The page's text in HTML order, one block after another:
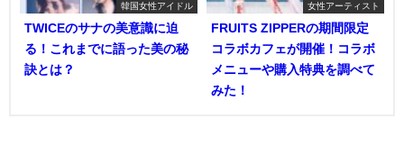
韓国女性アイドル
TWICEのサナの美意識に迫
る！これまでに語った美の秘
訣とは？
女性アーティスト
FRUITS ZIPPERの期間限定
コラボカフェが開催！コラボ
メニューや購入特典を調べて
みた！